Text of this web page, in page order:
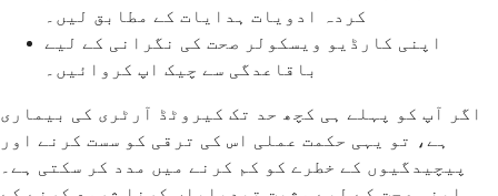
کردہ ادویات ہدایات کے مطابق لیں۔
اپنی کارڈیو ويسکولر صحت کی نگرانی کے لیے
باقاعدگی سے چیک اپ کروائیں۔
اگر آپ کو پہلے ہی کچھ حد تک کیروٹڈ آرٹری کی بیماری
ہے، تو یہی حکمت عملی اس کی ترقی کو سست کرنے اور
پیچیدگیوں کے خطرے کو کم کرنے میں مدد کر سکتی ہے۔